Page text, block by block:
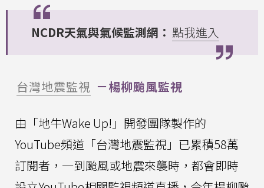
NCDR天氣與氣候監測網： 點我進入
台灣地震監視 －楊柳颱風監視
由「地牛Wake Up!」開發團隊製作的
YouTube頻道「台灣地震監視」已累積58萬
訂閱者，一到颱風或地震來襲時，都會即時